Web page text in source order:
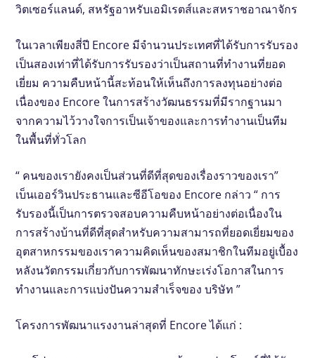
วิตเซอร์แลนด์, สหรัฐอาหรับเอมิเรตส์และสหราชอาณาจักร
ในเวลาเพียงสี่ปี Encore มีจำนวนประเทศที่ได้รับการรับรอง
เป็นสองเท่าที่ได้รับการรับรองว่าเป็นสถานที่ทำงานที่ยอด
เยี่ยม ความคืบหน้านี้สะท้อนให้เห็นถึงการลงทุนอย่างต่อ
เนื่องของ Encore ในการสร้างวัฒนธรรมที่มีรากฐานมา
จากความไว้วางใจการเป็นเจ้าของและการทำงานเป็นทีม
ในพื้นที่ทั่วโลก
“ คนของเรายังคงเป็นส่วนที่ดีที่สุดของเรื่องราวของเรา”
เบ็นเออร์วินประธานและซีอีโอของ Encore กล่าว “ การ
รับรองนี้เป็นการตรวจสอบความคืบหน้าอย่างต่อเนื่องใน
การสร้างบ้านที่ดีที่สุดสำหรับความสามารถที่ยอดเยี่ยมของ
อุตสาหกรรมของเราความคิดเห็นของสมาชิกในทีมอยู่เบื้อง
หลังนวัตกรรมเกี่ยวกับการพัฒนาทักษะเร่งโอกาสในการ
ทำงานและการแบ่งปันความสำเร็จของ บริษัท ”
โครงการพัฒนาแรงงานล่าสุดที่ Encore ได้แก่ :